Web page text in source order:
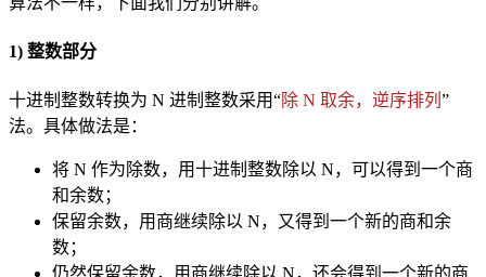
1) 整数部分
十进制整数转换为 N 进制整数采用“除 N 取余，逆序排列 ”
法。具体做法是：
将 N 作为除数，用十进制整数除以 N，可以得到一个商
和余数；
保留余数，用商继续除以 N，又得到一个新的商和余
数；